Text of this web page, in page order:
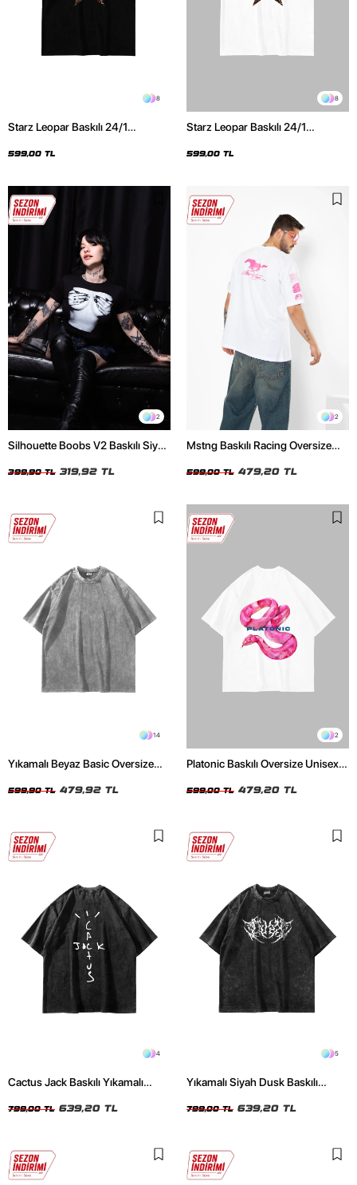
8
Starz Leopar Baskılı 24/1
599,00 TL
8
Starz Leopar Baskılı 24/1
599,00 TL
2
Silhouette Boobs V2 Baskılı Siyah
399,90 TL 319,92 TL
2
Mstng Baskılı Racing Oversize
599,00 TL 479,20 TL
14
Yıkamalı Beyaz Basic Oversize
599,90 TL 479,92 TL
2
Platonic Baskılı Oversize Unisex
599,00 TL 479,20 TL
4
Cactus Jack Baskılı Yıkamalı
799,00 TL 639,20 TL
5
Yıkamalı Siyah Dusk Baskılı
799,00 TL 639,20 TL